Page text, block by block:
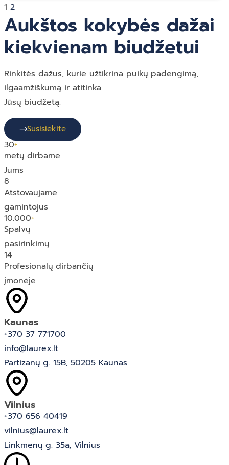
1 2
Aukštos kokybės dažai
kiekvienam biudžetui
Rinkitės dažus, kurie užtikrina puikų padengimą,
ilgaamžiškumą ir atitinka
Jūsų biudžetą.
Susisiekite
30+
metų dirbame
Jums
8
Atstovaujame
gamintojus
10.000+
Spalvų
pasirinkimų
14
Profesionalų dirbančių
įmonėje
Kaunas
+370 37 771700
info@laurex.lt
Partizanų g. 15B, 50205 Kaunas
Vilnius
+370 656 40419
vilnius@laurex.lt
Linkmenų g. 35a, Vilnius